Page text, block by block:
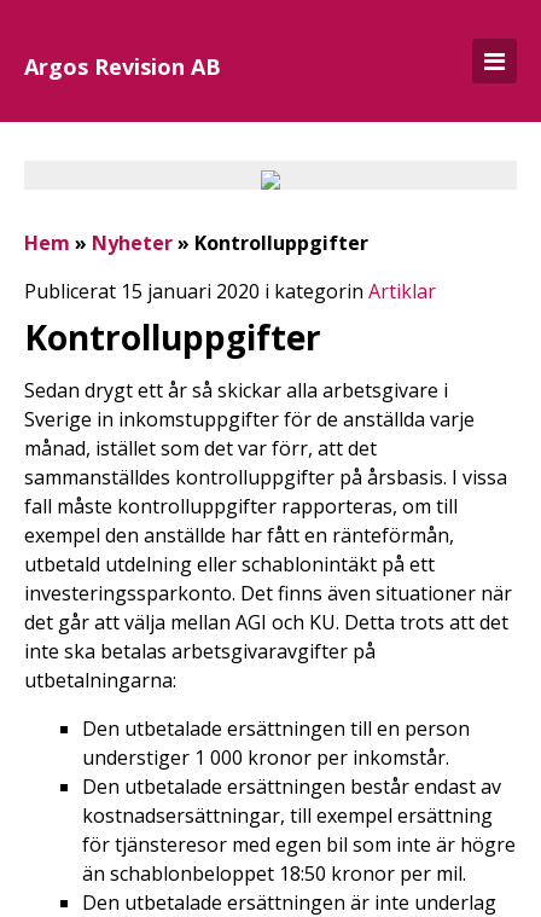
Argos Revision AB
Hem » Nyheter» Kontrolluppgifter
Publicerat 15 januari 2020 i kategorin Artiklar
Kontrolluppgifter
Sedan drygt ett år så skickar alla arbetsgivare i
Sverige in inkomstuppgifter för de anställda varje
månad, istället som det var förr, att det
sammanställdes kontrolluppgifter på årsbasis. I vissa
fall måste kontrolluppgifter rapporteras, om till
exempel den anställde har fått en ränteförmån,
utbetald utdelning eller schablonintäkt på ett
investeringssparkonto. Det finns även situationer när
det går att välja mellan AGI och KU. Detta trots att det
inte ska betalas arbetsgivaravgifter på
utbetalningarna:
Den utbetalade ersättningen till en person
understiger 1 000 kronor per inkomstår.
Den utbetalade ersättningen består endast av
kostnadsersättningar, till exempel ersättning
för tjänsteresor med egen bil som inte är högre
än schablonbeloppet 18:50 kronor per mil.
Den utbetalade ersättningen är inte underlag